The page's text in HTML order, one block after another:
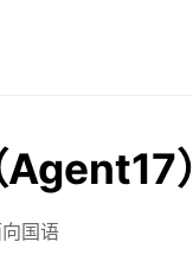
）
国语